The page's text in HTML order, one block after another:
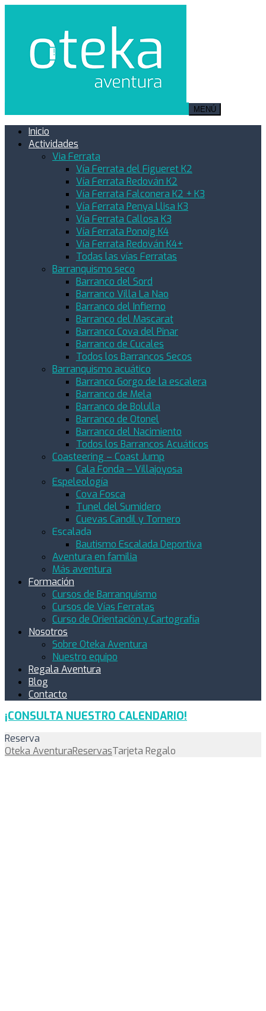
MENÚ
Inicio
Actividades
Via Ferrata
Vía Ferrata del Figueret K2
Vía Ferrata Redován K2
Vía Ferrata Falconera K2 + K3
Vía Ferrata Penya Llisa K3
Vía Ferrata Callosa K3
Vía Ferrata Ponoig K4
Vía Ferrata Redován K4+
Todas las vías Ferratas
Barranquismo seco
Barranco del Sord
Barranco Villa La Nao
Barranco del Infierno
Barranco del Mascarat
Barranco Cova del Pinar
Barranco de Cucales
Todos los Barrancos Secos
Barranquismo acuático
Barranco Gorgo de la escalera
Barranco de Mela
Barranco de Bolulla
Barranco de Otonel
Barranco del Nacimiento
Todos los Barrancos Acuáticos
Coasteering – Coast Jump
Cala Fonda – Villajoyosa
Espeleología
Cova Fosca
Tunel del Sumidero
Cuevas Candil y Tornero
Escalada
Bautismo Escalada Deportiva
Aventura en familia
Más aventura
Formación
Cursos de Barranquismo
Cursos de Vías Ferratas
Curso de Orientación y Cartografía
Nosotros
Sobre Oteka Aventura
Nuestro equipo
Regala Aventura
Blog
Contacto
¡CONSULTA NUESTRO CALENDARIO!
Reserva
Oteka AventuraReservasTarjeta Regalo